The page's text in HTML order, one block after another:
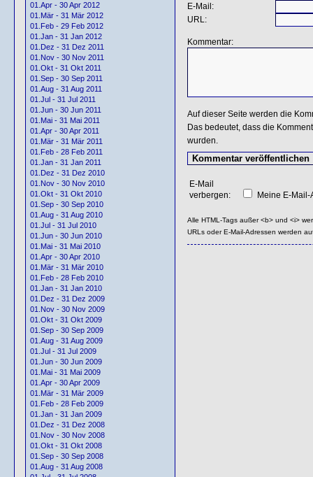
01.Apr - 30 Apr 2012
01.Mär - 31 Mär 2012
01.Feb - 29 Feb 2012
01.Jan - 31 Jan 2012
01.Dez - 31 Dez 2011
01.Nov - 30 Nov 2011
01.Okt - 31 Okt 2011
01.Sep - 30 Sep 2011
01.Aug - 31 Aug 2011
01.Jul - 31 Jul 2011
01.Jun - 30 Jun 2011
01.Mai - 31 Mai 2011
01.Apr - 30 Apr 2011
01.Mär - 31 Mär 2011
01.Feb - 28 Feb 2011
01.Jan - 31 Jan 2011
01.Dez - 31 Dez 2010
01.Nov - 30 Nov 2010
01.Okt - 31 Okt 2010
01.Sep - 30 Sep 2010
01.Aug - 31 Aug 2010
01.Jul - 31 Jul 2010
01.Jun - 30 Jun 2010
01.Mai - 31 Mai 2010
01.Apr - 30 Apr 2010
01.Mär - 31 Mär 2010
01.Feb - 28 Feb 2010
01.Jan - 31 Jan 2010
01.Dez - 31 Dez 2009
01.Nov - 30 Nov 2009
01.Okt - 31 Okt 2009
01.Sep - 30 Sep 2009
01.Aug - 31 Aug 2009
01.Jul - 31 Jul 2009
01.Jun - 30 Jun 2009
01.Mai - 31 Mai 2009
01.Apr - 30 Apr 2009
01.Mär - 31 Mär 2009
01.Feb - 28 Feb 2009
01.Jan - 31 Jan 2009
01.Dez - 31 Dez 2008
01.Nov - 30 Nov 2008
01.Okt - 31 Okt 2008
01.Sep - 30 Sep 2008
01.Aug - 31 Aug 2008
E-Mail:
URL:
Kommentar:
Auf dieser Seite werden die
Das bedeutet, dass die
wurden.
E-Mail
verbergen:
Meine E-
Alle HTML-Tags außer <b> und <i>
URLs oder E-Mail-Adressen werden